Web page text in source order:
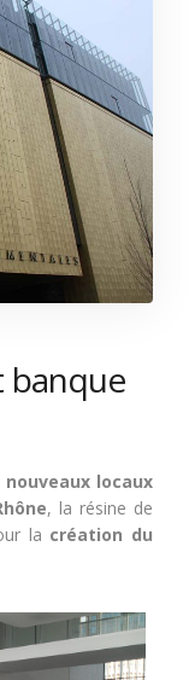
banque
nouveaux locaux
, la résine de
la création du